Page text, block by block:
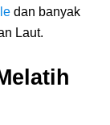
dan banyak
Laut.